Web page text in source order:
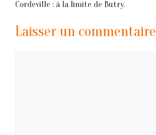
Cordeville : à la limite de Butry.
Laisser un commentaire